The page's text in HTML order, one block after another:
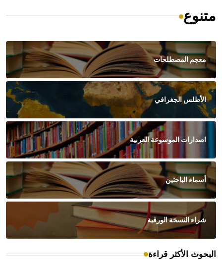
متنوع
معجم المصطلحات
الأطلس الجغرافي
اصدارات الموسوعة العربية
أسماء الباحثين
شراء النسخة الورقية
البحوث الأكثر قراءة